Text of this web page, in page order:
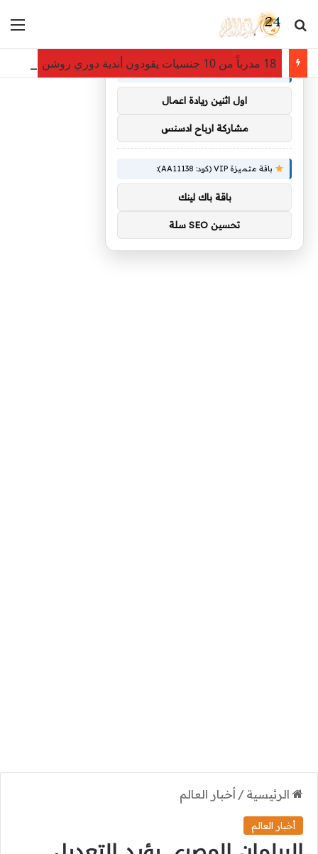
بحث عن
18 مدرباً من 10 جنسيات يقودون أندية دوري روشن في موسم 2026-2027
الرئيسية / أخبار العالم
أخبار العالم
توصيات :
باقة متميزة VIP (كود: AA38045):
اول اثنين ريادة اعمال
مشاركة ارباح ادسنس
باقة متميزة VIP (كود: AA11138):
باقة باك لينك
تحسين SEO سلة